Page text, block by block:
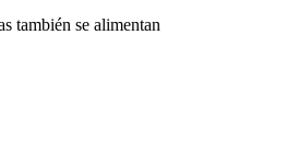
también se alimentan